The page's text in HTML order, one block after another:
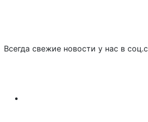
Всегда свежие новости у нас в